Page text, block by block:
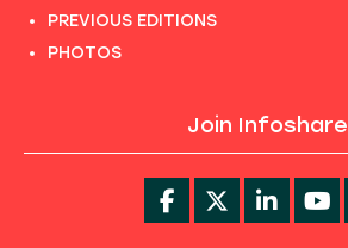
PREVIOUS EDITIONS
PHOTOS
Join Infoshare